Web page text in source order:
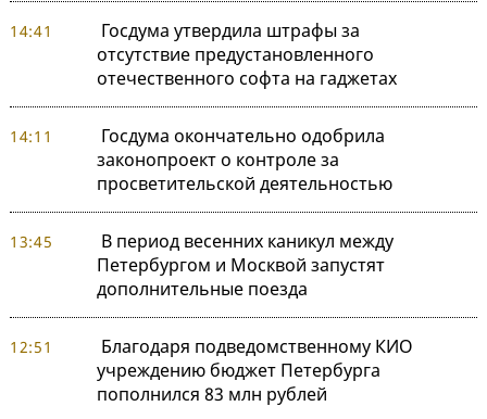
14:41
Госдума утвердила штрафы за
отсутствие предустановленного
отечественного софта на гаджетах
14:11
Госдума окончательно одобрила
законопроект о контроле за
просветительской деятельностью
13:45
В период весенних каникул между
Петербургом и Москвой запустят
дополнительные поезда
12:51
Благодаря подведомственному КИО
учреждению бюджет Петербурга
пополнился 83 млн рублей